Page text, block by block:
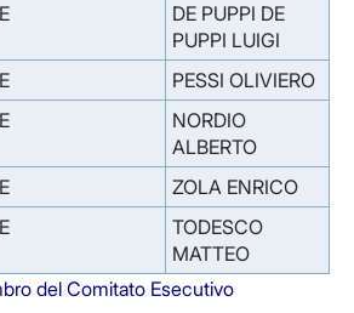
DE PUPPI DE
PUPPI LUIGI
PESSI OLIVIERO
NORDIO
ALBERTO
ZOLA ENRICO
TODESCO
MATTEO
del Comitato Esecutivo